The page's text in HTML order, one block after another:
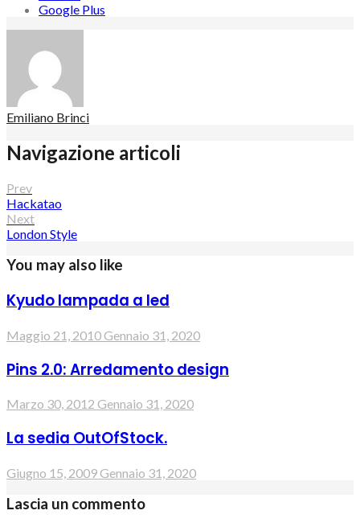
Google Plus
Emiliano Brinci
Navigazione articoli
Prev
Hackatao
Next
London Style
You may also like
Kyudo lampada a led
Maggio 21, 2010Gennaio 31, 2020
Pins 2.0: Arredamento design
Marzo 30, 2012 Gennaio 31, 2020
La sedia OutOfStock.
Giugno 15, 2009Gennaio 31, 2020
Lascia un commento